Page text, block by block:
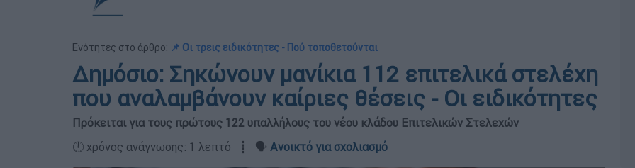
Ενότητες στο άρθρο: 📌 Οι τρεις ειδικότητες - Πού τοποθετούνται
Δημόσιο: Σηκώνουν μανίκια 112 επιτελικά στελέχη
που αναλαμβάνουν καίριες θέσεις - Οι ειδικότητες
Πρόκειται για τους πρώτους 122 υπαλλήλους του νέου κλάδου Επιτελικών Στελεχών
🕛 χρόνος ανάγνωσης: 1 λεπτό ┋ 🗣️ Ανοικτό για σχολιασμό